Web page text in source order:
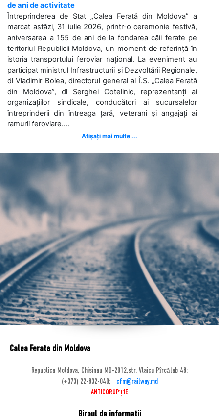
de ani de activitate
Întreprinderea de Stat „Calea Ferată din Moldova” a
marcat astăzi, 31 iulie 2026, printr-o ceremonie festivă,
aniversarea a 155 de ani de la fondarea căii ferate pe
teritoriul Republicii Moldova, un moment de referință în
istoria transportului feroviar național. La eveniment au
participat ministrul Infrastructurii și Dezvoltării Regionale,
dl Vladimir Bolea, directorul general al Î.S. „Calea Ferată
din Moldova”, dl Serghei Cotelinic, reprezentanți ai
organizațiilor sindicale, conducători ai sucursalelor
întreprinderii din întreaga țară, veterani și angajați ai
ramurii feroviare....
Afișați mai multe ...
Calea Ferata din Moldova
Republica Moldova, Chisinau MD-2012,str. Vlaicu Pîrcălab 48;
(+373) 22-832-040;
cfm@railway.md
ANTICORUPȚIE
Biroul de informatii